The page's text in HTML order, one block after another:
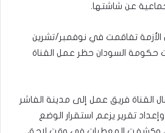
عن شاشتها.
تفاقمت في نوفمبر/تشرين
حكومة السودان حظر عمل القناة
القناة فريق عمل إلى مدينة الفاشر
تقرير يزعم استقرار الوضع
وكشفت المعطيات في وقت لاحق